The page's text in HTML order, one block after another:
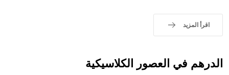
sign تكتب منفصلة غير متصلة، وتعتمد المبدأ الأكوروفوني،
اقرأ المزيد
الدرهم في العصور الكلاسيكية